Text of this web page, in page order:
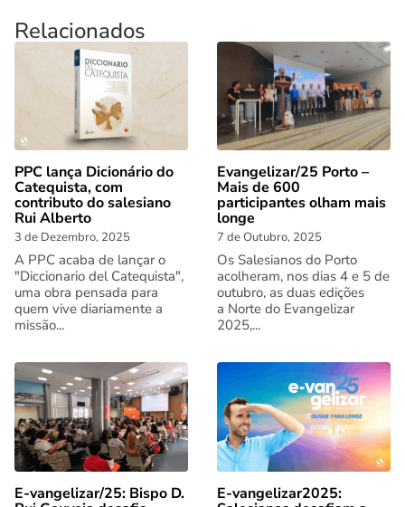
Relacionados
PPC lança Dicionário do
Catequista, com
contributo do salesiano
Rui Alberto
3 de Dezembro, 2025
A PPC acaba de lançar o
"Diccionario del Catequista",
uma obra pensada para
quem vive diariamente a
missão...
Evangelizar/25 Porto –
Mais de 600
participantes olham mais
longe
7 de Outubro, 2025
Os Salesianos do Porto
acolheram, nos dias 4 e 5 de
outubro, as duas edições
a Norte do Evangelizar
2025,...
E-vangelizar/25: Bispo D. E-vangelizar2025: